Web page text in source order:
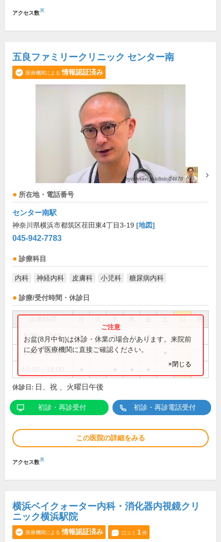
アクセス数※
五良ファミリークリニック センター南
医療機関による 情報認証済み
所在地・電話番号
センター南駅
神奈川県横浜市都筑区荏田東4丁目3-19 [地図]
045-942-7783
診療科目
内科 神経内科 皮膚科 小児科 糖尿病内科
診療/受付時間・休診日
祝
9:00～12:00 ● ● ● ● ●
9:00～14:00
お盆(8月中旬)は休診・休業の場合があります。来院前
に必ず医療機関に直接ご確認ください。
×閉じる
休診日: 日、祝 、火曜日午後
初診・再診受付 初診・再診電話受付
この医院の詳細をみる
アクセス数※
横浜ベイクォーター内科・消化器内視鏡クリ
ニック横浜駅院
医療機関による 情報認証済み 口コミ 1件